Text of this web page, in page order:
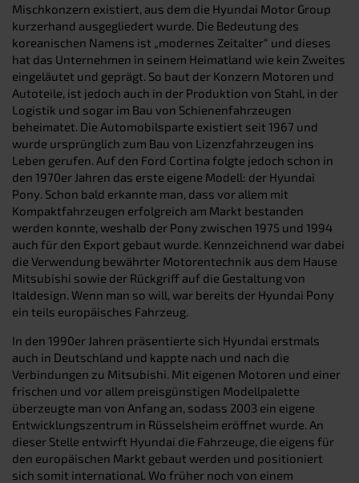
Mischkonzern existiert, aus dem die Hyundai Motor Group
kurzerhand ausgegliedert wurde. Die Bedeutung des
koreanischen Namens ist „modernes Zeitalter“ und dieses
hat das Unternehmen in seinem Heimatland wie kein Zweites
eingeläutet und geprägt. So baut der Konzern Motoren und
Autoteile, ist jedoch auch in der Produktion von Stahl, in der
Logistik und sogar im Bau von Schienenfahrzeugen
beheimatet. Die Automobilsparte existiert seit 1967 und
wurde ursprünglich zum Bau von Lizenzfahrzeugen ins
Leben gerufen. Auf den Ford Cortina folgte jedoch schon in
den 1970er Jahren das erste eigene Modell: der Hyundai
Pony. Schon bald erkannte man, dass vor allem mit
Kompaktfahrzeugen erfolgreich am Markt bestanden
werden konnte, weshalb der Pony zwischen 1975 und 1994
auch für den Export gebaut wurde. Kennzeichnend war dabei
die Verwendung bewährter Motorentechnik aus dem Hause
Mitsubishi sowie der Rückgriff auf die Gestaltung von
Italdesign. Wenn man so will, war bereits der Hyundai Pony
ein teils europäisches Fahrzeug.
In den 1990er Jahren präsentierte sich Hyundai erstmals
auch in Deutschland und kappte nach und nach die
Verbindungen zu Mitsubishi. Mit eigenen Motoren und einer
frischen und vor allem preisgünstigen Modellpalette
überzeugte man von Anfang an, sodass 2003 ein eigene
Entwicklungszentrum in Rüsselsheim eröffnet wurde. An
dieser Stelle entwirft Hyundai die Fahrzeuge, die eigens für
den europäischen Markt gebaut werden und positioniert
sich somit international. Wo früher noch von einem